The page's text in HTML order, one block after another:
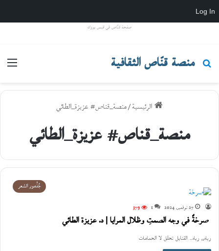
Log In
صفحة قنّاص في فيس بووك
منصة قنّاص الثقافية
بحث عن
الرئيسية/منصة_قناص# عزيزة_الطائي
منصة_قناص# عزيزة_الطائي
جُذْمور الشعر
27 نوفمبر، 2024 1
379
صرخةٌ في وجه الصمتِ وظلال المرايا | د. عزيزة الطائي
رباه،، رباه.. القنابل تحلق لا الحمامات